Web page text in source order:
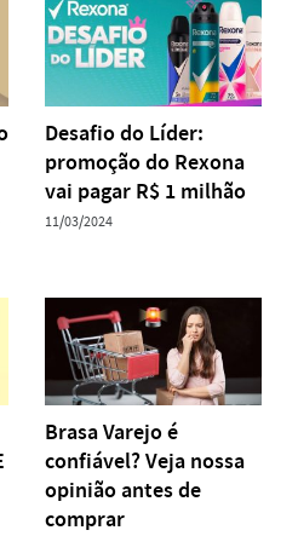
Desafio do Líder:
promoção do Rexona
vai pagar R$ 1 milhão
11/03/2024
Brasa Varejo é
confiável? Veja nossa
opinião antes de
comprar